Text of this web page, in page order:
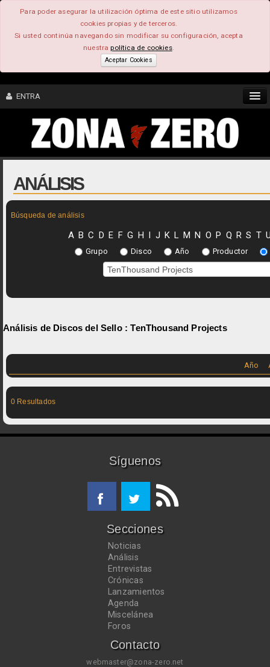
Para poder asegurar la utilización óptima de este sitio utilizamos
cookies propias y de terceros.
Si usted continúa navegando sin modificar su configuración, acepta
nuestrapolítica de cookies.
Aceptar Cookies
ENTRA
CONTENIDO
COMUNIDAD
FEEEDBACK
ANÁLISIS
Búsqueda de análisis
A B C D E F G H I J K L M N O P Q R S T
Grupo Disco Año Productor
Análisis de Discos del Sello :TenThousand Projects
Año
0 Resultados
Síguenos
Secciones
Noticias
Análisis
Entrevistas
Crónicas
Lanzamientos
Agenda
Miscelánea
Foros
Contacto
webmaster@zona-zero.net